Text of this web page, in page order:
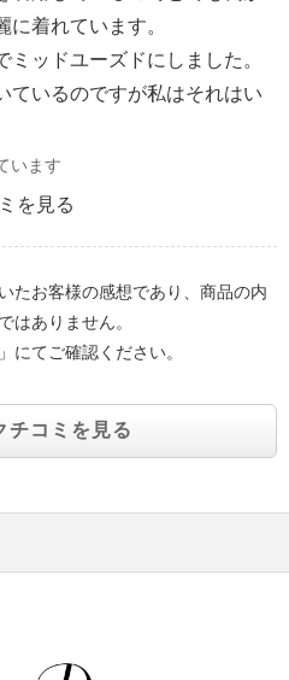
に着れています。
ッドユーズドにしました。
ているのですが私はそれはい
います
を見る
たお客様の感想であり、商品の内
はありません。
にてご確認ください。
チコミを見る